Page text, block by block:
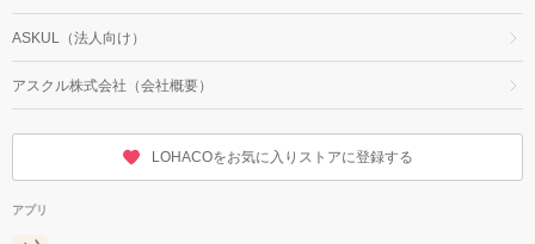
ASKUL（法人向け）
アスクル株式会社（会社概要）
LOHACOをお気に入りストアに登録する
アプリ